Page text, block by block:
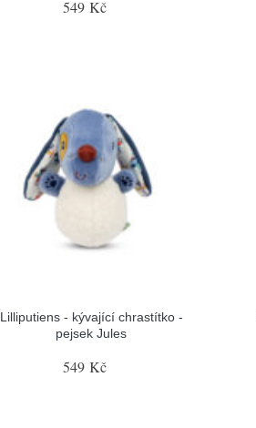
549 Kč
Lilliputiens - kývající chrastítko -
pejsek Jules
549 Kč